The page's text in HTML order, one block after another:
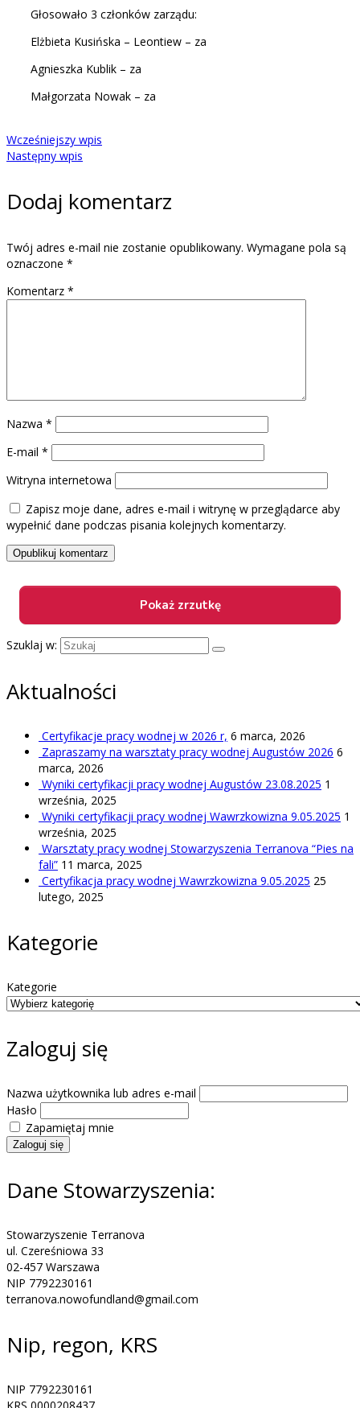
Głosowało 3 członków zarządu:
Elżbieta Kusińska – Leontiew – za
Agnieszka Kublik – za
Małgorzata Nowak – za
Wcześniejszy wpis
Następny wpis
Dodaj komentarz
Twój adres e-mail nie zostanie opublikowany. Wymagane pola są
oznaczone *
Komentarz *
Nazwa *
E-mail *
Witryna internetowa
Zapisz moje dane, adres e-mail i witrynę w przeglądarce aby
wypełnić dane podczas pisania kolejnych komentarzy.
Szuklaj w:
Aktualności
Certyfikacje pracy wodnej w 2026 r, 6 marca, 2026
Zapraszamy na warsztaty pracy wodnej Augustów 2026 6
marca, 2026
Wyniki certyfikacji pracy wodnej Augustów 23.08.2025 1
września, 2025
Wyniki certyfikacji pracy wodnej Wawrzkowizna 9.05.2025 1
września, 2025
Warsztaty pracy wodnej Stowarzyszenia Terranova “Pies na
fali” 11 marca, 2025
Certyfikacja pracy wodnej Wawrzkowizna 9.05.2025 25
lutego, 2025
Kategorie
Kategorie
Zaloguj się
Nazwa użytkownika lub adres e-mail
Hasło
Zapamiętaj mnie
Zaloguj się
Dane Stowarzyszenia:
Stowarzyszenie Terranova
ul. Czereśniowa 33
02-457 Warszawa
NIP 7792230161
terranova.nowofundland@gmail.com
Nip, regon, KRS
NIP 7792230161